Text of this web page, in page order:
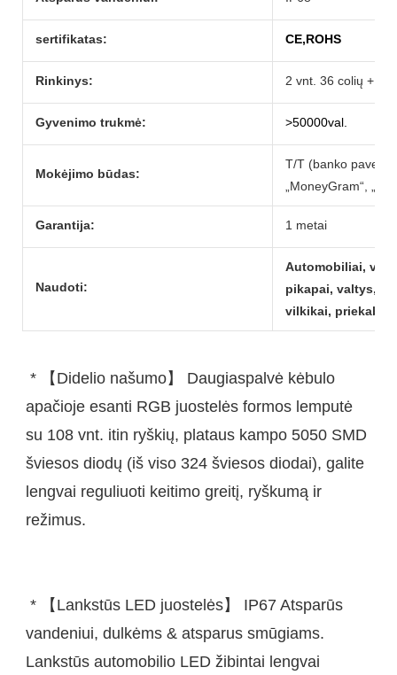
sertifikatas: CE,ROHS
Rinkinys: 2 vnt. 36 colių + 2
Gyvenimo trukmė: >50000val.
Mokėjimo būdas:
T/T (banko
„MoneyGram“,
Garantija: 1 metai
Naudoti:
Automobiliai,
pikapai, valtys,
vilkikai,
apačioje esanti RGB juostelės formos lemputė
su 108 vnt. itin ryškių, plataus kampo 5050 SMD
šviesos diodų (iš viso 324 šviesos diodai), galite
lengvai reguliuoti keitimo greitį, ryškumą ir
vandeniui, dulkėms & atsparus smūgiams.
Lankstūs automobilio LED žibintai lengvai